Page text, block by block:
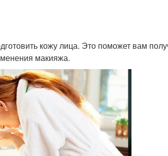
кожу лица. Это поможет вам
макияжа.